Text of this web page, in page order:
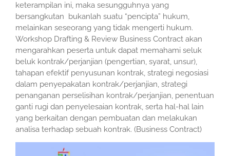
keterampilan ini, maka sesungguhnya yang
bersangkutan bukanlah suatu “pencipta” hukum,
melainkan seseorang yang tidak mengerti hukum.
Workshop Drafting & Review Business Contract akan
mengarahkan peserta untuk dapat memahami seluk
beluk kontrak/perjanjian (pengertian, syarat, unsur),
tahapan efektif penyusunan kontrak, strategi negosiasi
dalam penyepakatan kontrak/perjanjian, strategi
penanganan perselisihan kontrak/perjanjian, penentuan
ganti rugi dan penyelesaian kontrak, serta hal-hal lain
yang berkaitan dengan pembuatan dan melakukan
analisa terhadap sebuah kontrak. (Business Contract)